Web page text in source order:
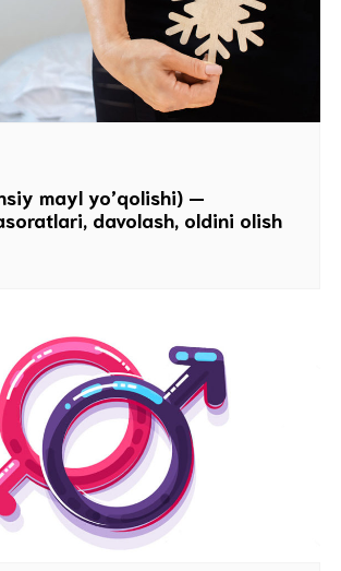
mayl yo’qolishi) —
davolash, oldini olish